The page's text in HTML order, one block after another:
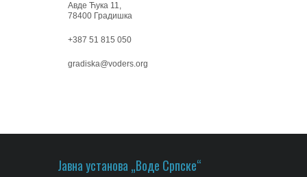
Авде Ћука 11,
78400 Градишка
+387 51 815 050
gradiska@voders.org
Јавна установа „Воде Српске“